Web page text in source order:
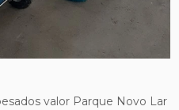
valor Parque Novo Lar